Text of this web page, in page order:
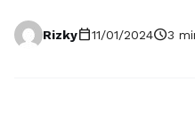
Rizkycalendar_today11/01/2024schedule3